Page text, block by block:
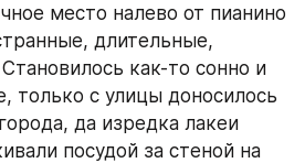
место налево от пианино
длительные,
как-то сонно и
только с улицы доносилось
да изредка лакеи
посудой за стеной на